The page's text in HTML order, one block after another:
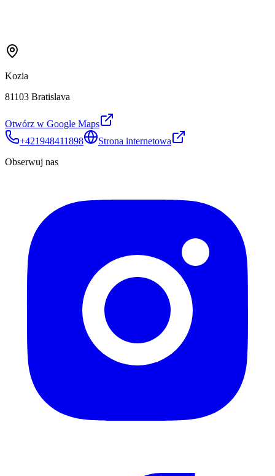
Kozia
81103 Bratislava
Otwórz w Google Maps
+421948411898
Strona internetowa
Obserwuj nas